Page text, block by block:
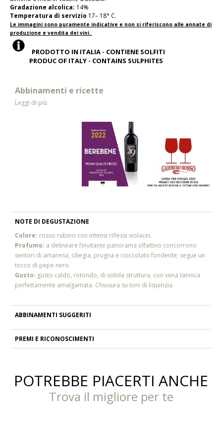
Gradazione alcolica: 14%
Temperatura di servizio 17– 18° C.
Le immagini sono puramente indicative e non si riferiscono alle annate di
produzione e vendita dei vini.
PRODOTTO IN ITALIA - CONTIENE SOLFITI
PRODUC OF ITALY - CONTAINS SULPHITES
Abbinamenti e ricette
Leggi di più
NOTE DI DEGUSTAZIONE
Colore: rosso rubino con intensi riflessi violacei.
Profumo: a delineare l’invitante panorama olfattivo concorrono
sentori di amarena, ciliegia, prugna e cioccolato fondente; segue un
tocco di pepe nero.
Gusto: gusto caldo, rotondo, di solida struttura, con vena tannica
perfettamente amalgamata. Chiusura su toni di liquirizia.
ABBINAMENTI SUGGERITI
PREMI E RICONOSCIMENTI
POTREBBE PIACERTI ANCHE
Trova il migliore per te